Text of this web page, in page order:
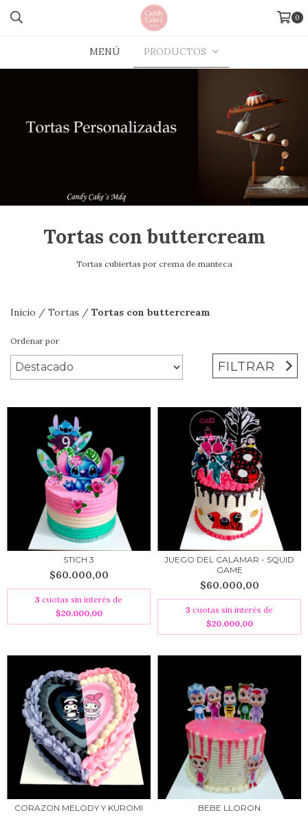
0
MENÚ PRODUCTOS
Tortas con buttercream
Tortas cubiertas por crema de manteca
Inicio / Tortas / Tortas con buttercream
Ordenar por
FILTRAR
STICH 3
$60.000,00
3 cuotas sin interés de
$20.000,00
JUEGO DEL CALAMAR - SQUID
GAME
$60.000,00
3 cuotas sin interés de
$20.000,00
CORAZON MELODY Y KUROMI BEBE LLORON